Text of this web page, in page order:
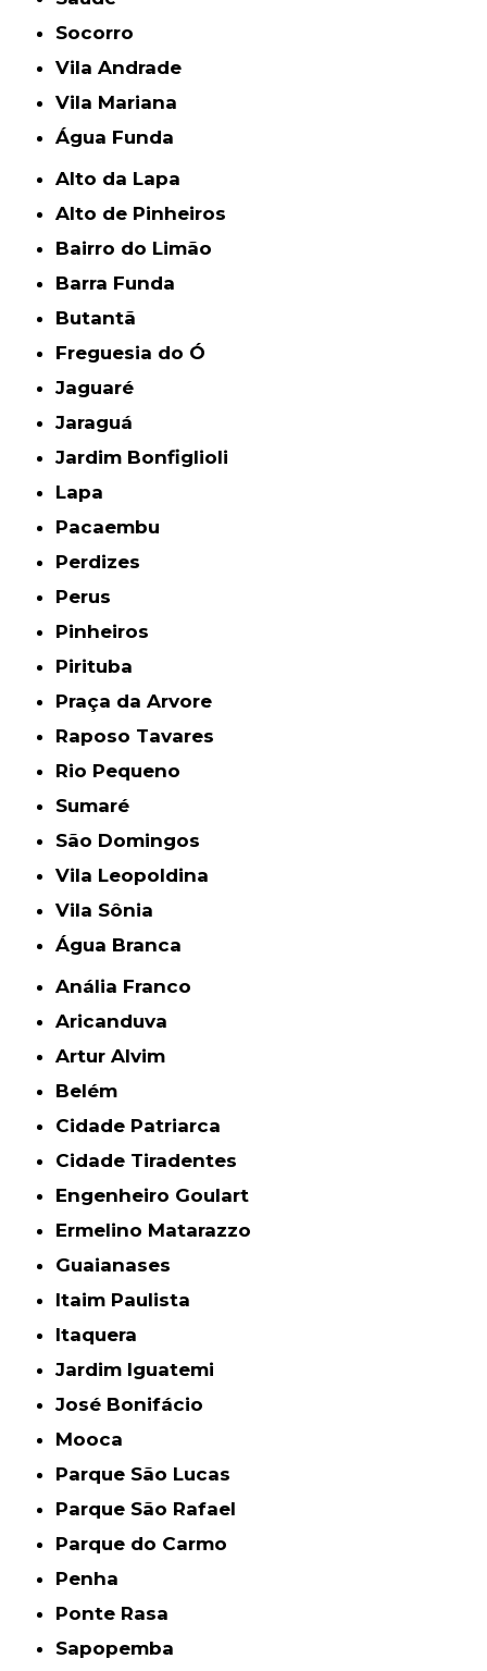
Socorro
Vila Andrade
Vila Mariana
Água Funda
Alto da Lapa
Alto de Pinheiros
Bairro do Limão
Barra Funda
Butantã
Freguesia do Ó
Jaguaré
Jaraguá
Jardim Bonfiglioli
Lapa
Pacaembu
Perdizes
Perus
Pinheiros
Pirituba
Praça da Arvore
Raposo Tavares
Rio Pequeno
Sumaré
São Domingos
Vila Leopoldina
Vila Sônia
Água Branca
Anália Franco
Aricanduva
Artur Alvim
Belém
Cidade Patriarca
Cidade Tiradentes
Engenheiro Goulart
Ermelino Matarazzo
Guaianases
Itaim Paulista
Itaquera
Jardim Iguatemi
José Bonifácio
Mooca
Parque São Lucas
Parque São Rafael
Parque do Carmo
Penha
Ponte Rasa
Sapopemba